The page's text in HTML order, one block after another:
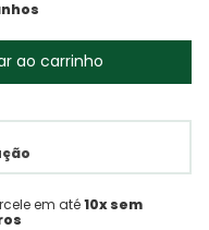
ao carrinho
em até10x sem